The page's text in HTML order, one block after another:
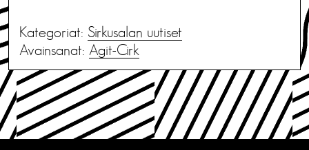
Kategoriat: Sirkusalan uutiset
Avainsanat: Agit-Cirk